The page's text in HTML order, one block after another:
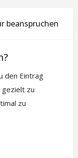
beanspruchen
den Eintrag
gezielt zu
zu